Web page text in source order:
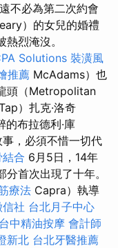
不必為第二次約會
）的女兒的婚禮
烈淹沒。
Solutions 裝潢風
推薦 McAdams）也
頭（Metropolitan
）扎克·洛奇
布拉德利·庫
，必須不惜一切代
合 6月5日，14年
首次出現了十年。
療法 Capra）執導
信社 台北月子中心
台中精油按摩 會計師
新北 台北牙醫推薦